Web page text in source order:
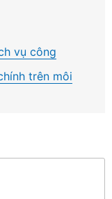
vụ công
trên môi